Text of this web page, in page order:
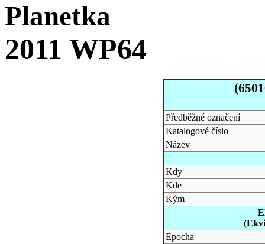
Planetka
2011 WP64
Předběžné označení
Katalogové číslo
Název
Kdy
Kde
Kým
Epocha